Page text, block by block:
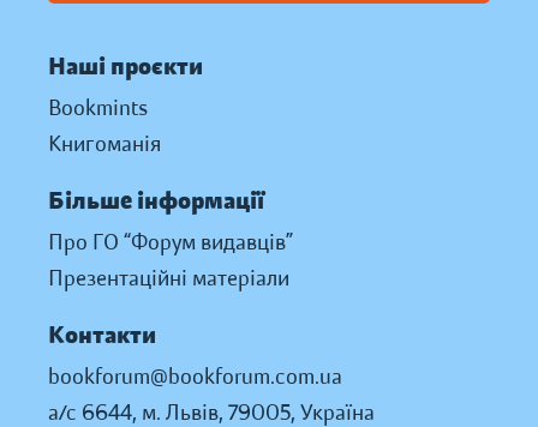
Наші проєкти
Bookmints
Книгоманія
Більше інформації
Про ГО “Форум видавців”
Презентаційні матеріали
Контакти
bookforum@bookforum.com.ua
а/с 6644, м. Львів, 79005, Україна